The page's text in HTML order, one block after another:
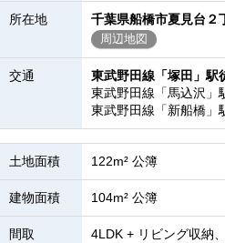
所在地 千葉県船橋市夏見台２
周辺地図
交通
東武野田線「塚田」駅
東武野田線「馬込沢」
東武野田線「新船橋」
土地面積 122m² 公簿
建物面積 104m² 公簿
間取
4LDK + リビング収納